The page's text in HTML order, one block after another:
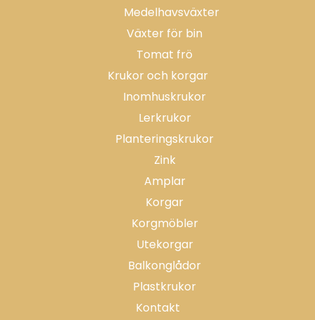
Medelhavsväxter
Växter för bin
Tomat frö
Krukor och korgar
Inomhuskrukor
Lerkrukor
Planteringskrukor
Zink
Amplar
Korgar
Korgmöbler
Utekorgar
Balkonglådor
Plastkrukor
Kontakt